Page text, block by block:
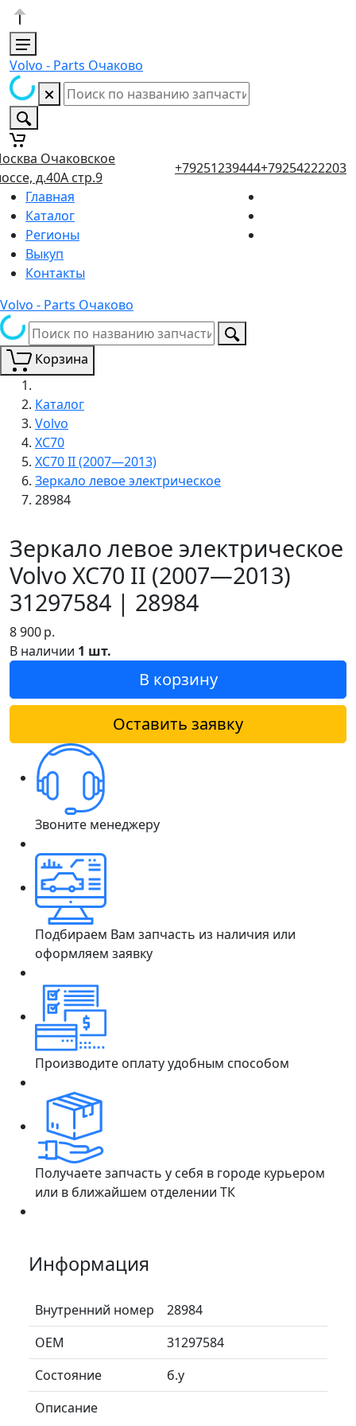
Volvo - Parts Очаково
Очаковское
д.40А стр.9
+79251239444+79254222203
Главная
Каталог
Регионы
Выкуп
Контакты
Volvo - Parts Очаково
Корзина
Каталог
Volvo
XC70
XC70 II (2007—2013)
Зеркало левое электрическое
28984
Зеркало левое электрическое
Volvo XC70 II (2007—2013)
31297584 | 28984
8 900р.
В наличии 1 шт.
В корзину
Оставить заявку
Звоните менеджеру
Подбираем Вам запчасть из наличия или
оформляем заявку
Производите оплату удобным способом
Получаете запчасть у себя в городе курьером
или в ближайшем отделении ТК
Информация
Внутренний номер
28984
ОЕМ
31297584
Состояние
б.у
Описание